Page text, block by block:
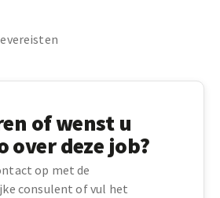
of wenst u
over deze job?
op met de
consulent of vul het